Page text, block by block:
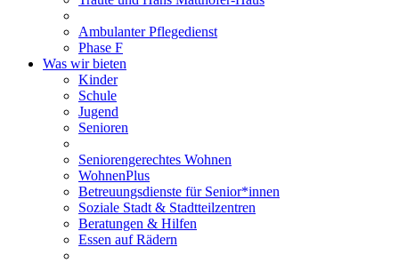
Ambulanter Pflegedienst
Phase F
Was wir bieten
Kinder
Schule
Jugend
Senioren
Seniorengerechtes Wohnen
WohnenPlus
Betreuungsdienste für Senior*innen
Soziale Stadt & Stadtteilzentren
Beratungen & Hilfen
Essen auf Rädern